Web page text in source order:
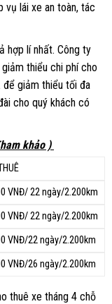
vụ lái xe an toàn, tác
hợp lí nhất. Công ty
thiểu chi phí cho
để giảm thiểu tối đa
cho quý khách có
khảo )
VNĐ/ 22 ngày/2.200km
VNĐ/ 22 ngày/2.200km
VNĐ/22 ngày/2.200km
VNĐ/26 ngày/2.200km
thuê xe tháng 4 chỗ